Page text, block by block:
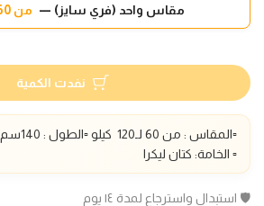
مقاس واحد (فري سايز) — من 60 لـ120 كيلو
نفدت الكمية
▫️المقاس : من 60 لـ1 20 كيلو ▫️الطول : 140سم
▫️ الخامة: كتان ليكرا
🛡️ استبدال واسترجاع لمدة ١٤ يوم